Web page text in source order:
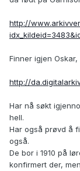
http://
Finner igjen
http://
Har nå søkt
hell.
Har også prøvd å
også.
De bor i 1910 på
konfirmert der,